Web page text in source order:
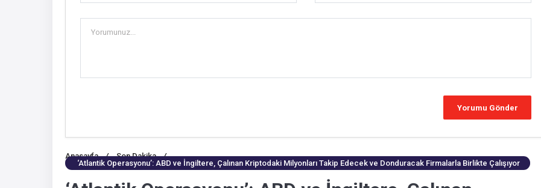
Anasayfa / Son Dakika
/
‘Atlantik Operasyonu’: ABD ve İngiltere, Çalınan Kriptodaki Milyonları Takip Edecek ve Donduracak Firmalarla Birlikte Çalışıyor